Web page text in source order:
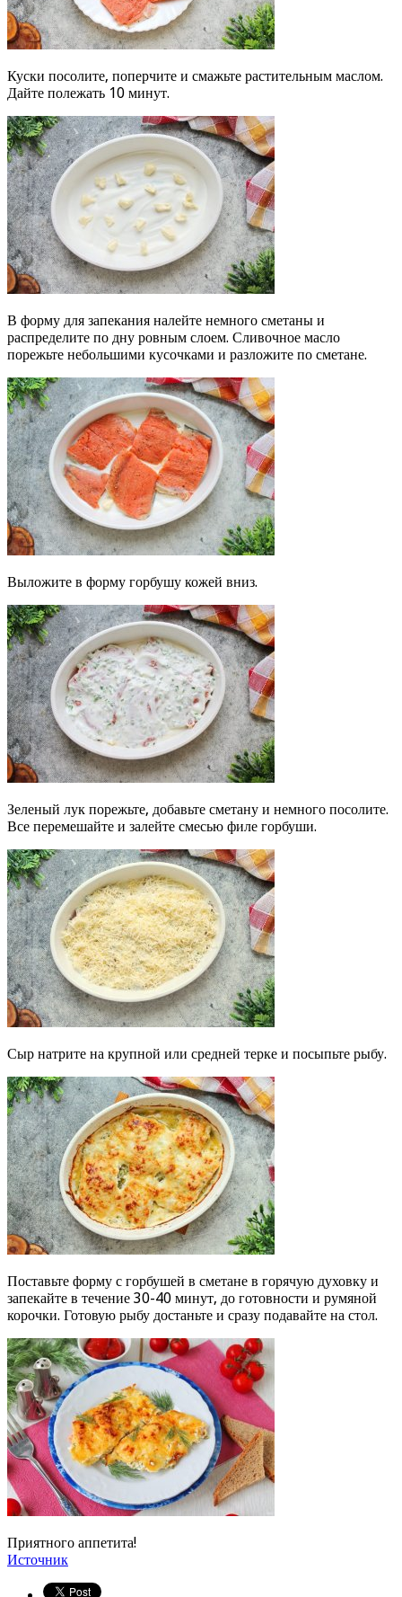
Куски посолите, поперчите и смажьте растительным маслом.
Дайте полежать 10 минут.
В форму для запекания налейте немного сметаны и
распределите по дну ровным слоем. Сливочное масло
порежьте небольшими кусочками и разложите по сметане.
Выложите в форму горбушу кожей вниз.
Зеленый лук порежьте, добавьте сметану и немного посолите.
Все перемешайте и залейте смесью филе горбуши.
Сыр натрите на крупной или средней терке и посыпьте рыбу.
Поставьте форму с горбушей в сметане в горячую духовку и
запекайте в течение 30-40 минут, до готовности и румяной
корочки. Готовую рыбу достаньте и сразу подавайте на стол.
Приятного аппетита!
Источник